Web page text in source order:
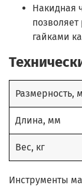
Накидная
позволяет
гайками
Размерность,
Длина, мм
Вес, кг
Инструменты